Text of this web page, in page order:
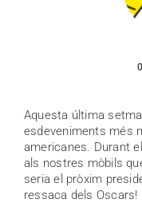
Aquesta última
esdeveniments més
americanes. Durant
als nostres mòbils
seria el pròxim
ressaca dels Oscars!